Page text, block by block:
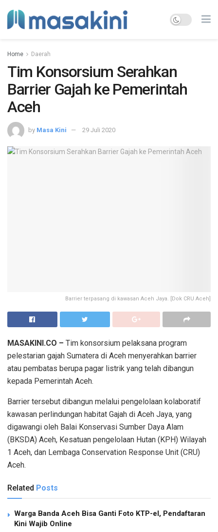
Home Daerah
Tim Konsorsium Serahkan
Barrier Gajah ke Pemerintah
Aceh
by Masa Kini 29 Juli 2020
Barrier terpasang di kawasan Aceh Jaya. [Dok CRU Aceh]
MASAKINI.CO – Tim konsorsium pelaksana program
pelestarian gajah Sumatera di Aceh menyerahkan barrier
atau pembatas berupa pagar listrik yang telah dibangun
kepada Pemerintah Aceh.
Barrier tersebut dibangun melalui pengelolaan kolaboratif
kawasan perlindungan habitat Gajah di Aceh Jaya, yang
digawangi oleh Balai Konservasi Sumber Daya Alam
(BKSDA) Aceh, Kesatuan pengelolaan Hutan (KPH) Wilayah
1 Aceh, dan Lembaga Conservation Response Unit (CRU)
Aceh.
Related Posts
Warga Banda Aceh Bisa Ganti Foto KTP-el, Pendaftaran
Kini Wajib Online